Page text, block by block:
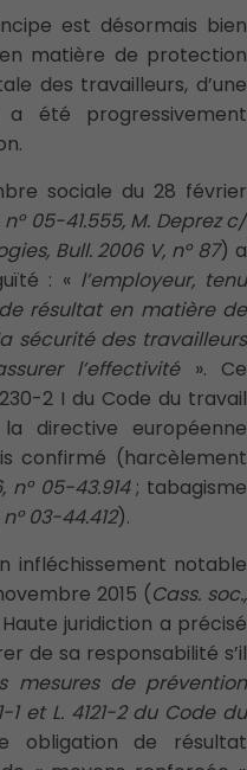
est désormais bien
matière de protection
des travailleurs, d’une
été progressivement
sociale du 28 février
05-41.555, M. Deprez c/
Bull. 2006 V, n° 87) a
: « l’employeur, tenu
résultat en matière de
sécurité des travailleurs
l’effectivité». Ce
2 I du Code du travail
directive européenne
confirmé (harcèlement
n° 05-43.914; tabagisme
03-44.412).
infléchissement notable
2015 (Cass. soc.,
juridiction a précisé
de sa responsabilité s’il
mesures de prévention
et L. 4121-2 du Code du
obligation de résultat